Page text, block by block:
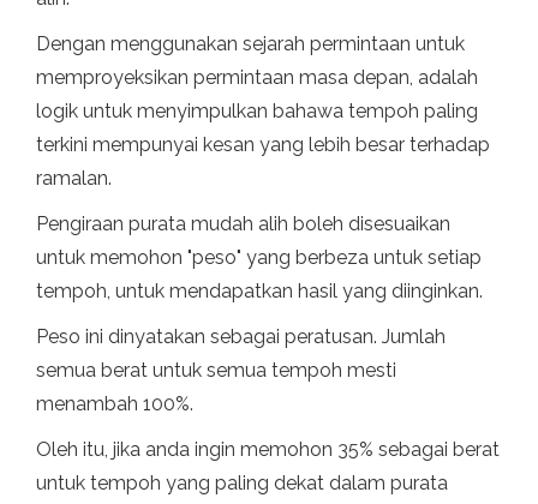
Dengan menggunakan sejarah permintaan untuk
memproyeksikan permintaan masa depan, adalah
logik untuk menyimpulkan bahawa tempoh paling
terkini mempunyai kesan yang lebih besar terhadap
ramalan.
Pengiraan purata mudah alih boleh disesuaikan
untuk memohon "peso" yang berbeza untuk setiap
tempoh, untuk mendapatkan hasil yang diinginkan.
Peso ini dinyatakan sebagai peratusan. Jumlah
semua berat untuk semua tempoh mesti
menambah 100%.
Oleh itu, jika anda ingin memohon 35% sebagai berat
untuk tempoh yang paling dekat dalam purata